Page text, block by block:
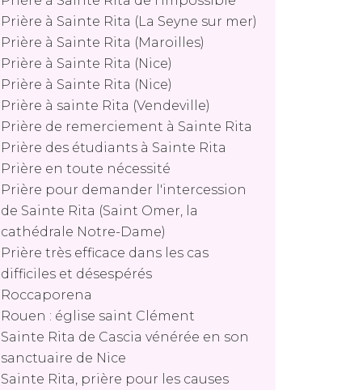
Prière à Sainte Rita (La Seyne sur mer)
Prière à Sainte Rita (Maroilles)
Prière à Sainte Rita (Nice)
Prière à Sainte Rita (Nice)
Prière à sainte Rita (Vendeville)
Prière de remerciement à Sainte Rita
Prière des étudiants à Sainte Rita
Prière en toute nécessité
Prière pour demander l'intercession
de Sainte Rita (Saint Omer, la
cathédrale Notre-Dame)
Prière très efficace dans les cas
difficiles et désespérés
Roccaporena
Rouen : église saint Clément
Sainte Rita de Cascia vénérée en son
sanctuaire de Nice
Sainte Rita, prière pour les causes